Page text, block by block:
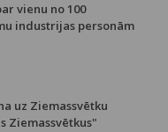
vienu no 100
industrijas personām
uz Ziemassvētku
Ziemassvētkus"